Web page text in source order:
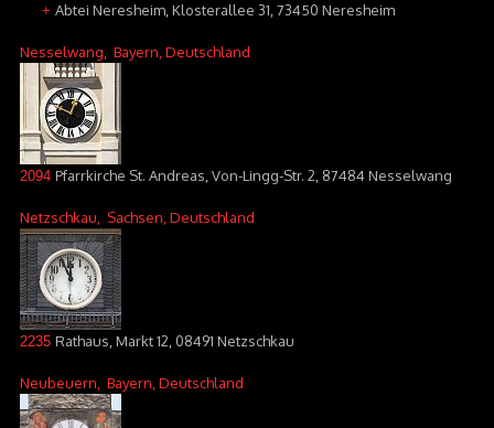
+ Abtei Neresheim, Klosterallee 31, 73450 Neresheim
Nesselwang , Bayern, Deutschland
2094 Pfarrkirche St. Andreas, Von-Lingg-Str. 2, 87484 Nesselwang
Netzschkau , Sachsen, Deutschland
2235 Rathaus, Markt 12, 08491 Netzschkau
Neubeuern , Bayern, Deutschland